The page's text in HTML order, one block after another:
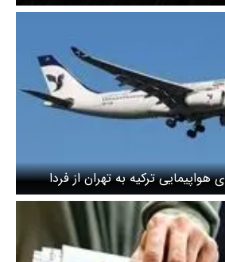
هواپیمایی ترکیه به تهران از فردا